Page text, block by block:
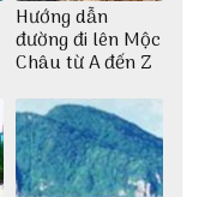
Hướng dẫn
đường đi lên Mộc
Châu từ A đến Z